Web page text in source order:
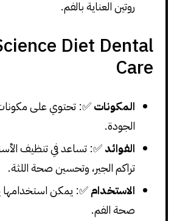
روتين العناية بالفم.
Diet Dental
Care
المكونات✅: تحتوي على
الجودة.
الفوائد✅: تساعد في تنظيف
تراكم الجير، وتحسين صحة اللثة.
الاستخدام✅: يمكن استخدامها
صحة الفم.